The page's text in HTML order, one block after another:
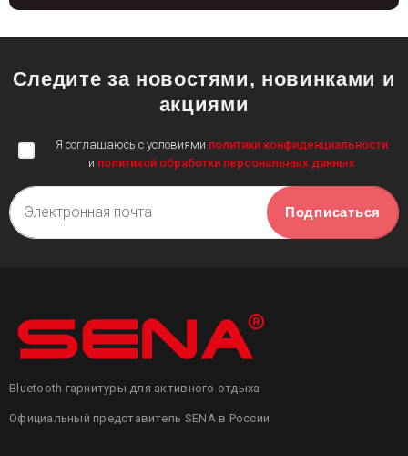
Следите за новостями, новинками и
акциями
Я соглашаюсь c условиями политики конфиденциальности
и политикой обработки персональных данных
Электронная почта
Bluetooth гарнитуры для активного отдыха
Официальный представитель SENA в России